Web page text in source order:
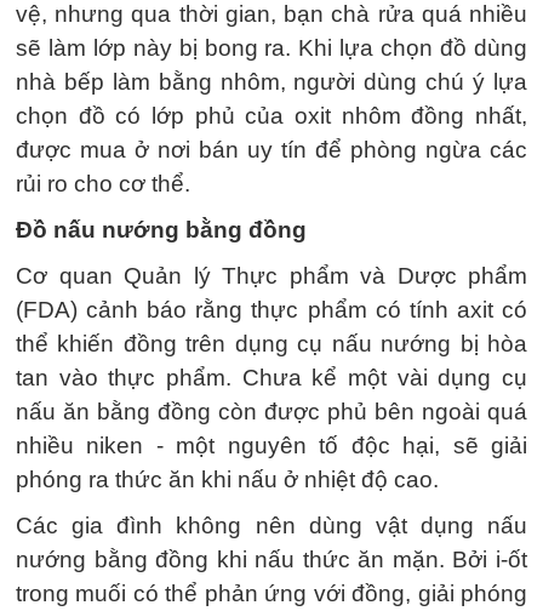
vệ, nhưng qua thời gian, bạn chà rửa quá nhiều
sẽ làm lớp này bị bong ra. Khi lựa chọn đồ dùng
nhà bếp làm bằng nhôm, người dùng chú ý lựa
chọn đồ có lớp phủ của oxit nhôm đồng nhất,
được mua ở nơi bán uy tín để phòng ngừa các
rủi ro cho cơ thể.
Đồ nấu nướng bằng đồng
Cơ quan Quản lý Thực phẩm và Dược phẩm
(FDA) cảnh báo rằng thực phẩm có tính axit có
thể khiến đồng trên dụng cụ nấu nướng bị hòa
tan vào thực phẩm. Chưa kể một vài dụng cụ
nấu ăn bằng đồng còn được phủ bên ngoài quá
nhiều niken - một nguyên tố độc hại, sẽ giải
phóng ra thức ăn khi nấu ở nhiệt độ cao.
Các gia đình không nên dùng vật dụng nấu
nướng bằng đồng khi nấu thức ăn mặn. Bởi i-ốt
trong muối có thể phản ứng với đồng, giải phóng